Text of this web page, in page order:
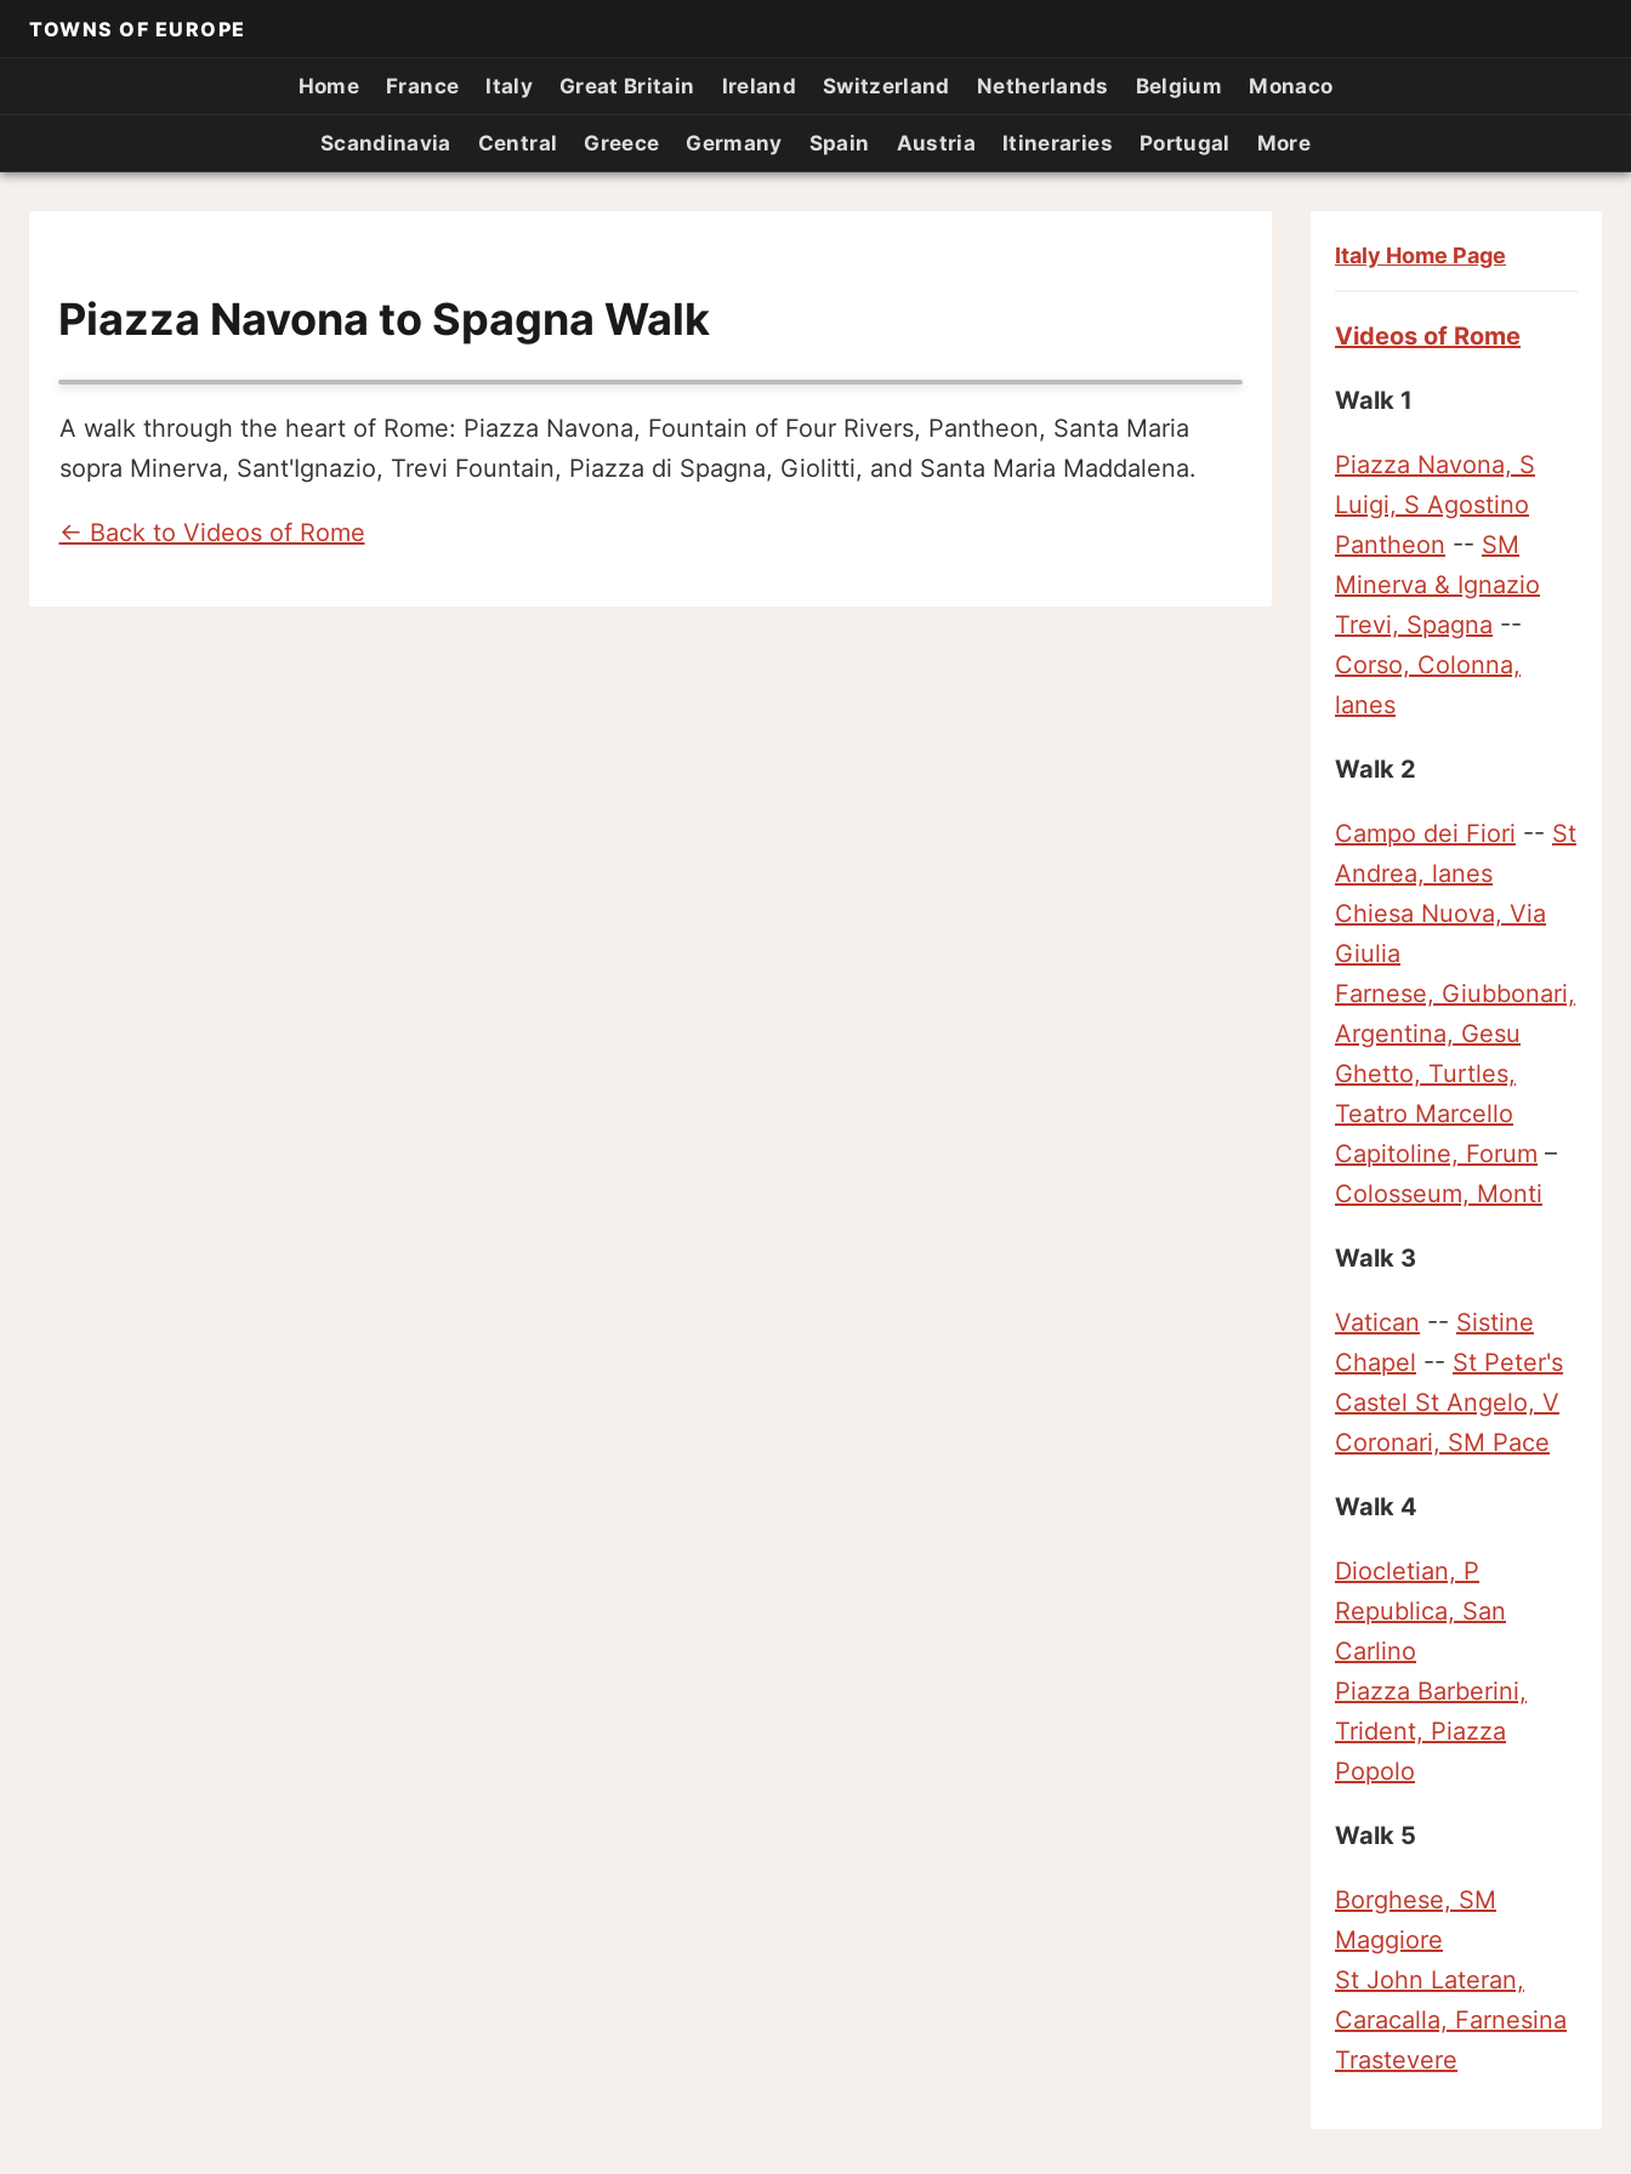
TOWNS OF EUROPE
Home France Italy Great Britain Ireland Switzerland Netherlands Belgium Monaco
Scandinavia Central Greece Germany Spain Austria Itineraries Portugal More
Piazza Navona to Spagna Walk
A walk through the heart of Rome: Piazza Navona, Fountain of Four Rivers, Pantheon, Santa Maria
sopra Minerva, Sant'Ignazio, Trevi Fountain, Piazza di Spagna, Giolitti, and Santa Maria Maddalena.
← Back to Videos of Rome
Italy Home Page
Videos of Rome
Walk 1
Piazza Navona, S
Luigi, S Agostino
Pantheon -- SM
Minerva & Ignazio
Trevi, Spagna --
Corso, Colonna,
lanes
Walk 2
Campo dei Fiori -- St
Andrea, lanes
Chiesa Nuova, Via
Giulia
Farnese, Giubbonari,
Argentina, Gesu
Ghetto, Turtles,
Teatro Marcello
Capitoline, Forum –
Colosseum, Monti
Walk 3
Vatican -- Sistine
Chapel -- St Peter's
Castel St Angelo, V
Coronari, SM Pace
Walk 4
Diocletian, P
Republica, San
Carlino
Piazza Barberini,
Trident, Piazza
Popolo
Walk 5
Borghese, SM
Maggiore
St John Lateran,
Caracalla, Farnesina
Trastevere